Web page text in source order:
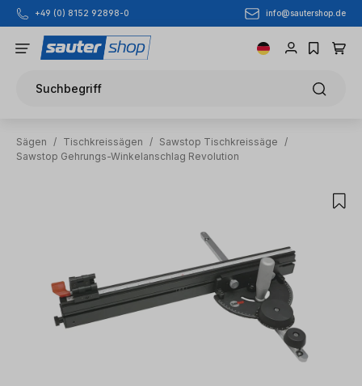
Zum Hauptinhalt springen
+49 (0) 8152 92898-0 info@sautershop.de
Suchbegriff
Sägen / Tischkreissägen / Sawstop Tischkreissäge
/
Sawstop Gehrungs-Winkelanschlag Revolution